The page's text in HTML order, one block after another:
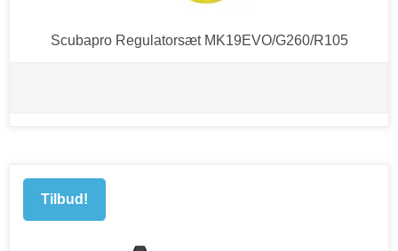
Scubapro Regulatorsæt MK19EVO/G260/R105
Tilbud!